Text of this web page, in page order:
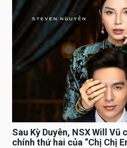
Sau Kỳ Duyên, NSX Will Vũ
chính thứ hai của “Chị Chị